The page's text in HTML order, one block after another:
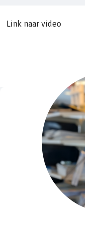
Link naar video